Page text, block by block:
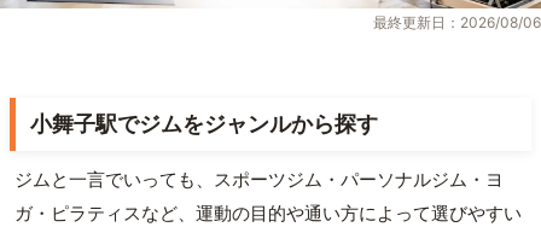
最終更新日：2026/08/06
小舞子駅でジムをジャンルから探す
ジムと一言でいっても、スポーツジム・パーソナルジム・ヨ
ガ・ピラティスなど、運動の目的や通い方によって選びやすい